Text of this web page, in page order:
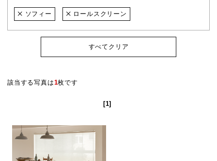
ソフィー ロールスクリーン
すべてクリア
該当する写真は1枚です
[1]